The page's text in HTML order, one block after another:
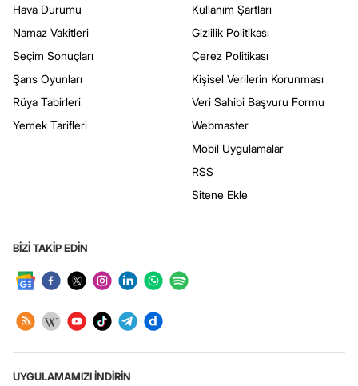
Hava Durumu
Namaz Vakitleri
Seçim Sonuçları
Şans Oyunları
Rüya Tabirleri
Yemek Tarifleri
Kullanım Şartları
Gizlilik Politikası
Çerez Politikası
Kişisel Verilerin Korunması
Veri Sahibi Başvuru Formu
Webmaster
Mobil Uygulamalar
RSS
Sitene Ekle
BİZİ TAKİP EDİN
UYGULAMAMIZI İNDİRİN